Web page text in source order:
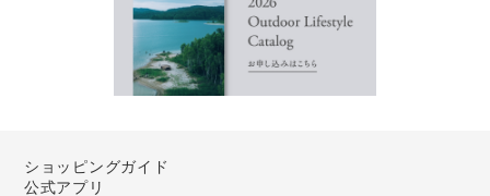
ショッピングガイド
公式アプリ